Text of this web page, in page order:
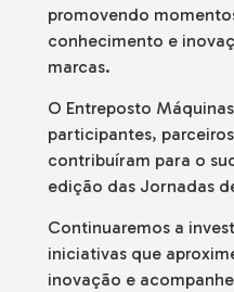
promovendo
conhecimento e
marcas.
O Entreposto
participantes,
contribuíram para o
edição das Jornadas
Continuaremos a
iniciativas que
inovação e